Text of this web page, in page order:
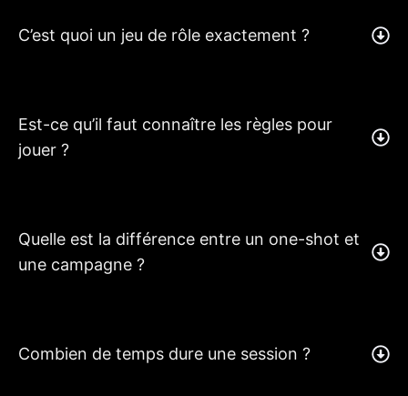
C’est quoi un jeu de rôle exactement ?
Est-ce qu’il faut connaître les règles pour
jouer ?
Quelle est la différence entre un one-shot et
une campagne ?
Combien de temps dure une session ?